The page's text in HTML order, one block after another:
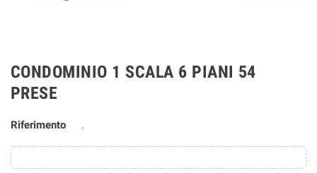
CONDOMINIO 1 SCALA 6 PIANI 54
PRESE
Riferimento .